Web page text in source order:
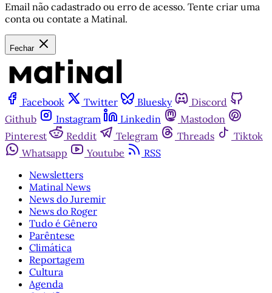
Email não cadastrado ou erro de acesso. Tente criar uma
conta ou contate a Matinal.
Fechar
Facebook Twitter Bluesky
Discord
Github
Instagram Linkedin
Mastodon
Pinterest
Reddit Telegram Threads
Tiktok
Whatsapp
Youtube
RSS
Newsletters
Matinal News
News do Juremir
News do Roger
Tudo é Gênero
Parêntese
Climática
Reportagem
Cultura
Agenda